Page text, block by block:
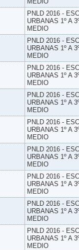
PNLD 2016 -
URBANAS 1º A
MEDIO
PNLD 2016 -
URBANAS 1º A
MEDIO
PNLD 2016 -
URBANAS 1º A
MEDIO
PNLD 2016 -
URBANAS 1º A
MEDIO
PNLD 2016 -
URBANAS 1º A
MEDIO
PNLD 2016 -
URBANAS 1º A
MEDIO
PNLD 2016 -
URBANAS 1º A
MEDIO
PNLD 2016 -
URBANAS 1º A
MEDIO
PNLD 2016 -
URBANAS 1º A
MEDIO